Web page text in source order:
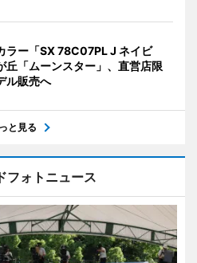
ラー「SX 78C07PL J ネイビ
丘「ムーンスター」、直営店限
ル販売へ
と見る
フォトニュース